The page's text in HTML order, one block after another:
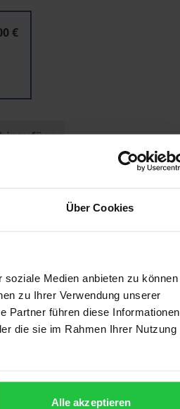
Über Cookies
Medien anbieten zu können
zu Ihrer Verwendung unserer
Partner führen diese Informationen
die sie im Rahmen Ihrer Nutzung
Alle akzeptieren
€